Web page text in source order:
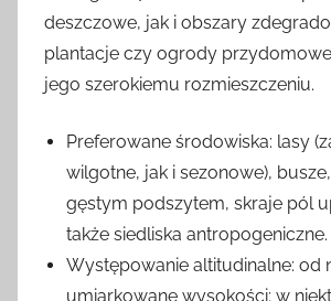
deszczowe, jak i obszary
plantacje czy ogrody
jego szerokiemu rozmieszczeniu.
Preferowane środowiska: lasy
wilgotne, jak i sezonowe), busze,
gęstym podszytem, skraje pól
także siedliska antropogeniczne.
Występowanie altitudinalne: od
umiarkowane wysokości; w